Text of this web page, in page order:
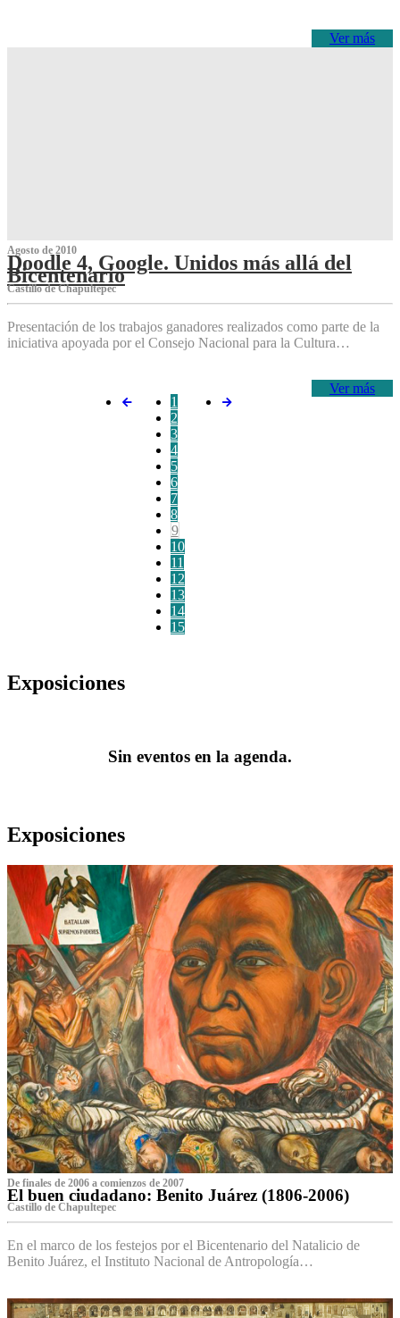
Ver más
Agosto de 2010
Doodle 4, Google. Unidos más allá del
Bicentenario
Castillo de Chapultepec
Presentación de los trabajos ganadores realizados como parte de la
iniciativa apoyada por el Consejo Nacional para la Cultura…
Ver más
1
2
3
4
5
6
7
8
9
10
11
12
13
14
15
Exposiciones
Sin eventos en la agenda.
Exposiciones
De finales de 2006 a comienzos de 2007
El buen ciudadano: Benito Juárez (1806-2006)
Castillo de Chapultepec
En el marco de los festejos por el Bicentenario del Natalicio de
Benito Juárez, el Instituto Nacional de Antropología…